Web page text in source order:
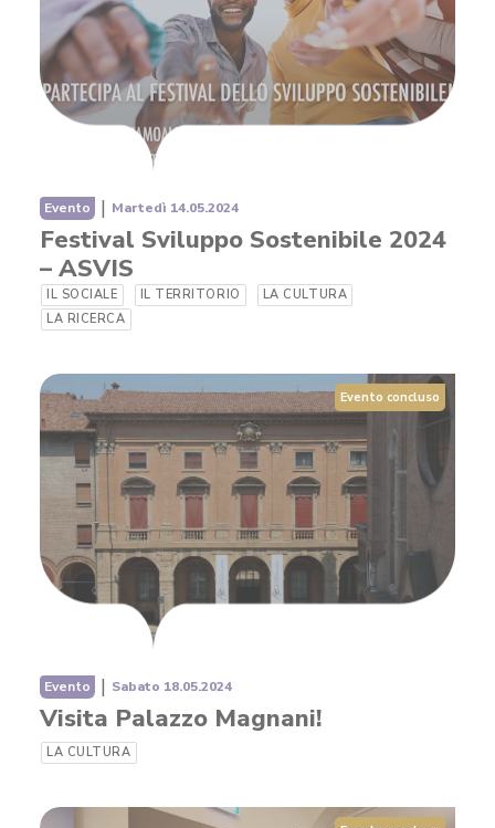
Evento | Martedì 14.05.2024
Festival Sviluppo Sostenibile 2024
– ASVIS
IL SOCIALE IL TERRITORIO
LA CULTURA
LA RICERCA
Evento concluso
Evento | Sabato 18.05.2024
Visita Palazzo Magnani!
LA CULTURA